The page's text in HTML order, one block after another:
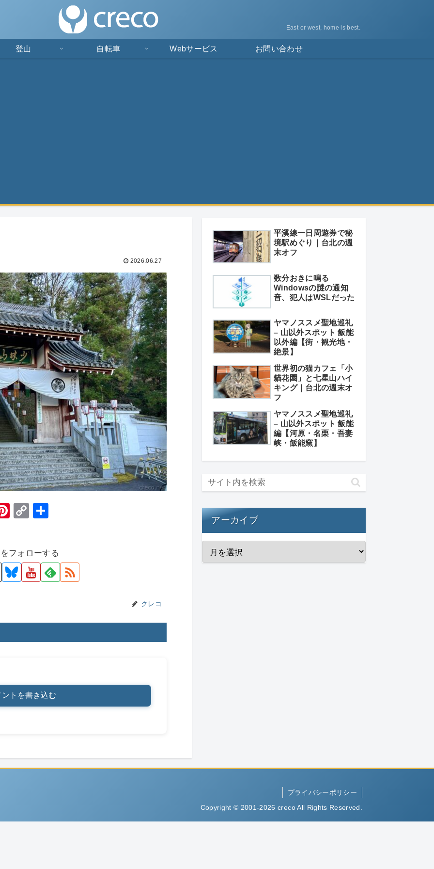
East or west, home is best.
登山 自転車 Webサービス お問い合わせ
2026.06.27
Pi
e
st
C
y
Li
フォローする
クレコ
ントを書き込む
平溪線一日周遊券で秘
境駅めぐり｜台北の週
末オフ
数分おきに鳴る
Windowsの謎の通知
音、犯人はWSLだった
ヤマノススメ聖地巡礼
– 山以外スポット 飯能
以外編【街・観光地・
絶景】
世界初の猫カフェ「小
貓花園」と七星山ハイ
キング｜台北の週末オ
フ
ヤマノススメ聖地巡礼
– 山以外スポット 飯能
編【河原・名栗・吾妻
峡・飯能窯】
アーカイブ
プライバシーポリシー
Copyright © 2001-2026 creco All Rights Reserved.